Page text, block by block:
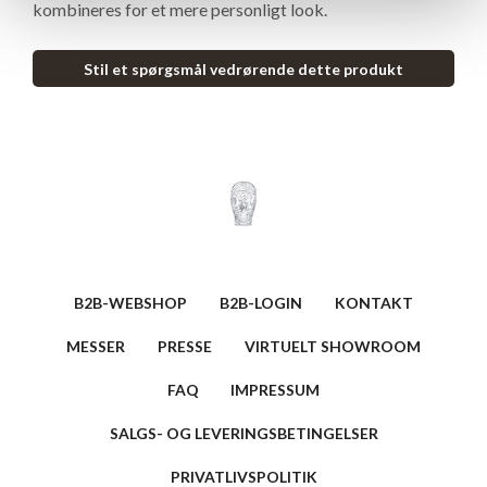
kombineres for et mere personligt look.
Stil et spørgsmål vedrørende dette produkt
B2B-WEBSHOP B2B-LOGIN KONTAKT
MESSER PRESSE VIRTUELT SHOWROOM
FAQ IMPRESSUM
SALGS- OG LEVERINGSBETINGELSER
PRIVATLIVSPOLITIK